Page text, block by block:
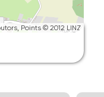
Points © 2012 LINZ